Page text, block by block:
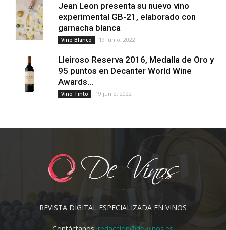
Jean Leon presenta su nuevo vino
experimental GB-21, elaborado con
garnacha blanca
Vino Blanco 19 junio, 2022
Lleiroso Reserva 2016, Medalla de Oro y
95 puntos en Decanter World Wine
Awards...
Vino Tinto 19 junio, 2022
REVISTA DIGITAL ESPECIALIZADA EN VINOS